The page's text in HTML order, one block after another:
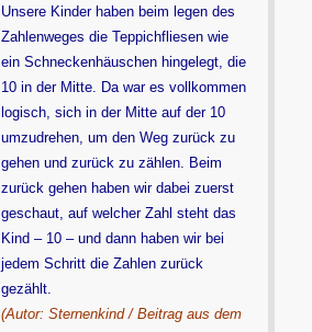
Unsere Kinder haben beim legen des
Zahlenweges die Teppichfliesen wie
ein Schneckenhäuschen hingelegt, die
10 in der Mitte. Da war es vollkommen
logisch, sich in der Mitte auf der 10
umzudrehen, um den Weg zurück zu
gehen und zurück zu zählen. Beim
zurück gehen haben wir dabei zuerst
geschaut, auf welcher Zahl steht das
Kind – 10 – und dann haben wir bei
jedem Schritt die Zahlen zurück
gezählt.
(Autor: Sternenkind / Beitrag aus dem